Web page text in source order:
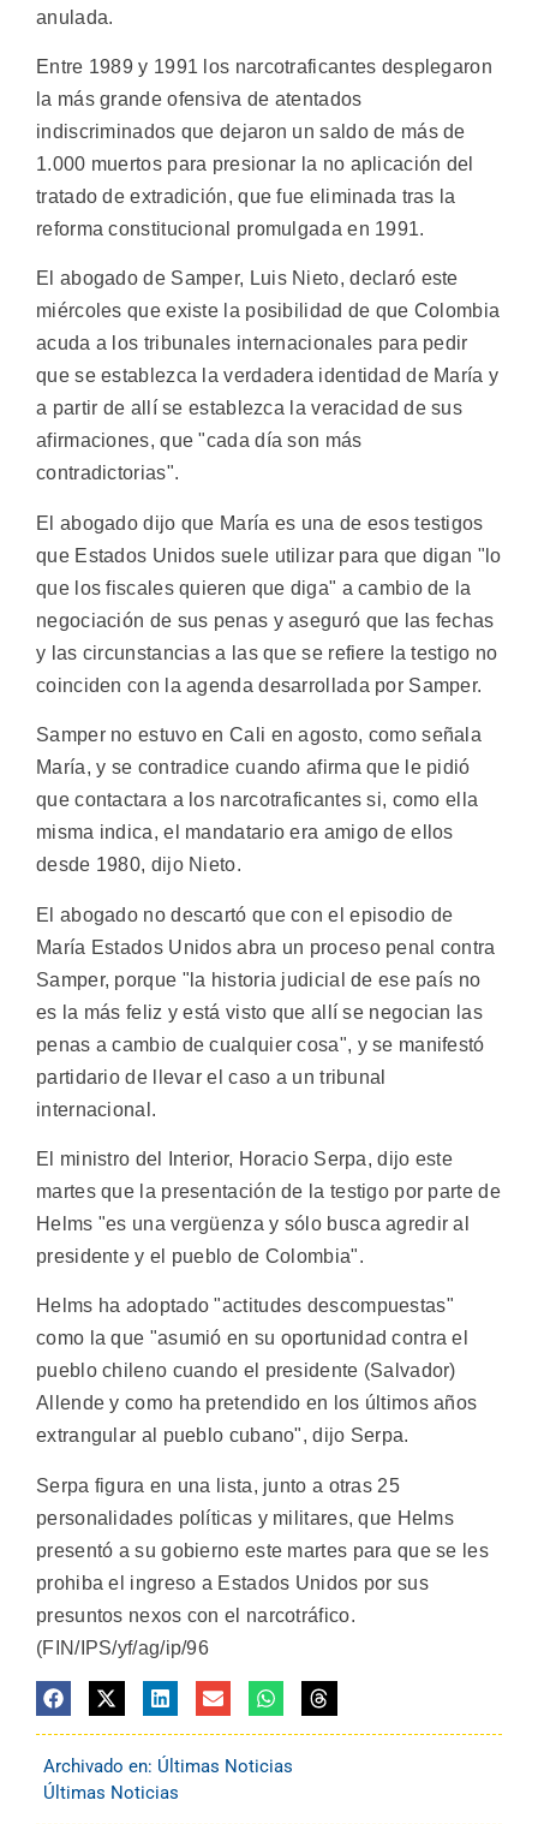
anulada.
Entre 1989 y 1991 los narcotraficantes desplegaron
la más grande ofensiva de atentados
indiscriminados que dejaron un saldo de más de
1.000 muertos para presionar la no aplicación del
tratado de extradición, que fue eliminada tras la
reforma constitucional promulgada en 1991.
El abogado de Samper, Luis Nieto, declaró este
miércoles que existe la posibilidad de que Colombia
acuda a los tribunales internacionales para pedir
que se establezca la verdadera identidad de María y
a partir de allí se establezca la veracidad de sus
afirmaciones, que "cada día son más
contradictorias".
El abogado dijo que María es una de esos testigos
que Estados Unidos suele utilizar para que digan "lo
que los fiscales quieren que diga" a cambio de la
negociación de sus penas y aseguró que las fechas
y las circunstancias a las que se refiere la testigo no
coinciden con la agenda desarrollada por Samper.
Samper no estuvo en Cali en agosto, como señala
María, y se contradice cuando afirma que le pidió
que contactara a los narcotraficantes si, como ella
misma indica, el mandatario era amigo de ellos
desde 1980, dijo Nieto.
El abogado no descartó que con el episodio de
María Estados Unidos abra un proceso penal contra
Samper, porque "la historia judicial de ese país no
es la más feliz y está visto que allí se negocian las
penas a cambio de cualquier cosa", y se manifestó
partidario de llevar el caso a un tribunal
internacional.
El ministro del Interior, Horacio Serpa, dijo este
martes que la presentación de la testigo por parte de
Helms "es una vergüenza y sólo busca agredir al
presidente y el pueblo de Colombia".
Helms ha adoptado "actitudes descompuestas"
como la que "asumió en su oportunidad contra el
pueblo chileno cuando el presidente (Salvador)
Allende y como ha pretendido en los últimos años
extrangular al pueblo cubano", dijo Serpa.
Serpa figura en una lista, junto a otras 25
personalidades políticas y militares, que Helms
presentó a su gobierno este martes para que se les
prohiba el ingreso a Estados Unidos por sus
presuntos nexos con el narcotráfico.
(FIN/IPS/yf/ag/ip/96
Archivado en: Últimas Noticias
Últimas Noticias